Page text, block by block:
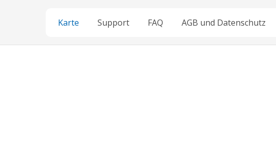
Karte Support FAQ AGB und Datenschutz